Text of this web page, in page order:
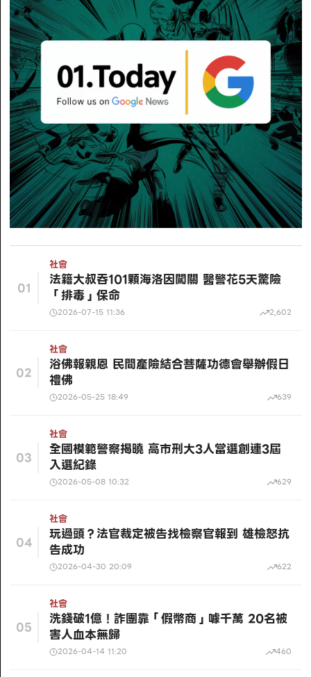
01
社會
法籍大叔吞101顆海洛因闖關 醫警花5天驚險
「排毒」保命
2026-07-15 11:36 2,602
02
社會
浴佛報親恩 民間產險結合菩薩功德會舉辦假日
禮佛
2026-05-25 18:49 639
03
社會
全國模範警察揭曉 高市刑大3人當選創連3屆
入選紀錄
2026-05-08 10:32 629
04
社會
玩過頭？法官裁定被告找檢察官報到 雄檢怒抗
告成功
2026-04-30 20:09 622
05
社會
洗錢破1億！詐團靠「假幣商」噱千萬 20名被
害人血本無歸
2026-04-14 11:20 460